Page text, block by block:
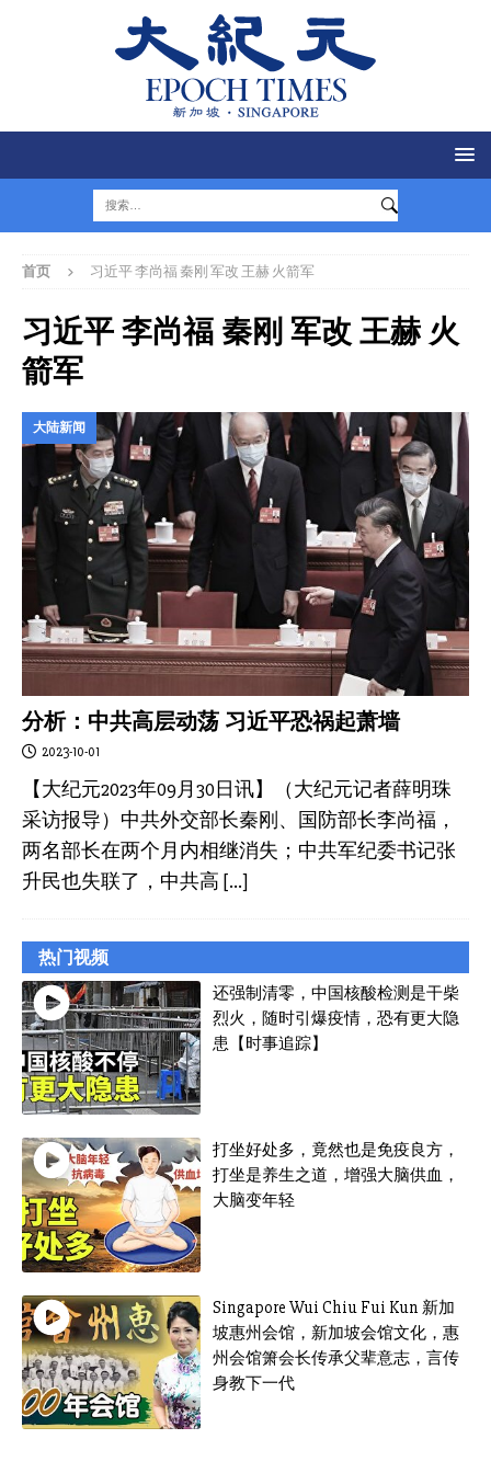
首页 习近平 李尚福 秦刚 军改 王赫 火箭军
习近平 李尚福 秦刚 军改 王赫 火
箭军
大陆新闻
分析：中共高层动荡 习近平恐祸起萧墙
2023-10-01
【大纪元2023年09月30日讯】（大纪元记者薛明珠
采访报导）中共外交部长秦刚、国防部长李尚福，
两名部长在两个月内相继消失；中共军纪委书记张
升民也失联了，中共高 […]
热门视频
还强制清零，中国核酸检测是干柴
烈火，随时引爆疫情，恐有更大隐
患【时事追踪】
打坐好处多，竟然也是免疫良方，
打坐是养生之道，增强大脑供血，
大脑变年轻
Singapore Wui Chiu Fui Kun 新加
坡惠州会馆，新加坡会馆文化，惠
州会馆箫会长传承父辈意志，言传
身教下一代